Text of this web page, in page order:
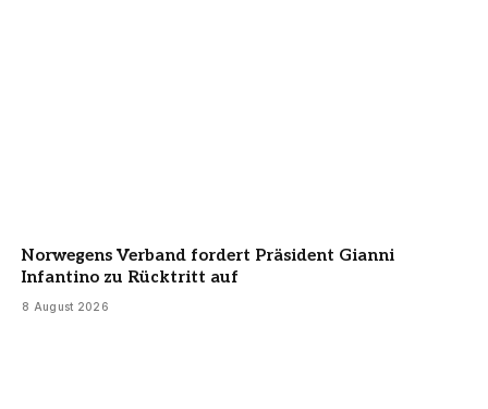
Norwegens Verband fordert Präsident Gianni
Infantino zu Rücktritt auf
8 August 2026